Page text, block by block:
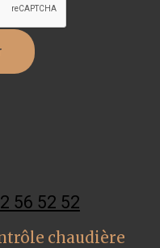
56 52 52
chaudière